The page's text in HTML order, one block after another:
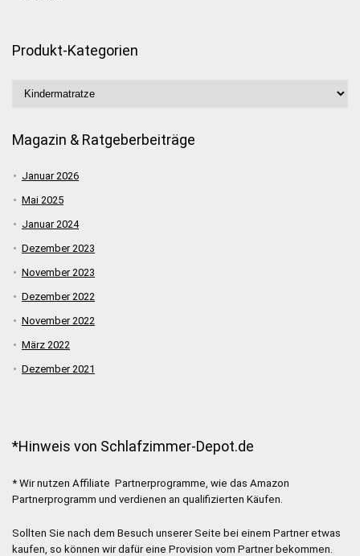
Produkt-Kategorien
Magazin & Ratgeberbeiträge
Januar 2026
Mai 2025
Januar 2024
Dezember 2023
November 2023
Dezember 2022
November 2022
März 2022
Dezember 2021
*Hinweis von Schlafzimmer-Depot.de
* Wir nutzen Affiliate Partnerprogramme, wie das Amazon
Partnerprogramm und verdienen an qualifizierten Käufen.
Sollten Sie nach dem Besuch unserer Seite bei einem Partner etwas
kaufen, so können wir dafür eine Provision vom Partner bekommen.